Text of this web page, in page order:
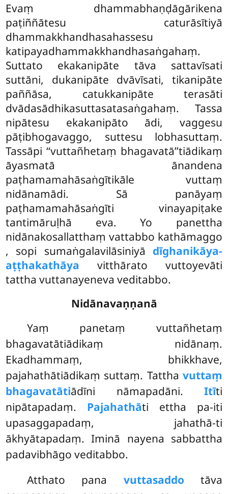
Evaṃ dhammabhaṇḍāgārikena
paṭiññātesu caturāsītiyā
dhammakkhandhasahassesu
katipayadhammakkhandhasaṅgahaṃ.
Suttato ekakanipāte tāva sattavīsati
suttāni, dukanipāte dvāvīsati, tikanipāte
paññāsa, catukkanipāte terasāti
dvādasādhikasuttasatasaṅgahaṃ. Tassa
nipātesu ekakanipāto ādi, vaggesu
pāṭibhogavaggo, suttesu lobhasuttaṃ.
Tassāpi ‘‘vuttañhetaṃ bhagavatā’’tiādikaṃ
āyasmatā ānandena
paṭhamamahāsaṅgītikāle vuttaṃ
nidānamādi. Sā panāyaṃ
paṭhamamahāsaṅgīti vinayapiṭake
tantimāruḷhā eva. Yo panettha
nidānakosallatthaṃ vattabbo kathāmaggo
, sopi sumaṅgalavilāsiniyā dīghanikāya-
aṭṭhakathāya vitthārato vuttoyevāti
tattha vuttanayeneva veditabbo.
Nidānavaṇṇanā
Yaṃ panetaṃ vuttañhetaṃ
bhagavatātiādikaṃ nidānaṃ.
Ekadhammaṃ, bhikkhave,
pajahathātiādikaṃ suttaṃ. Tattha vuttaṃ
bhagavatātiādīni nāmapadāni. Itīti
nipātapadaṃ. Pajahathāti ettha pa-iti
upasaggapadaṃ, jahathā-ti
ākhyātapadaṃ. Iminā nayena sabbattha
padavibhāgo veditabbo.
Atthato pana vuttasaddo tāva